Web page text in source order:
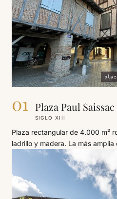
01
SIGLO XIII
Plaza Paul Saissac
Plaza rectangular de 4.000 m²
ladrillo y madera. La más